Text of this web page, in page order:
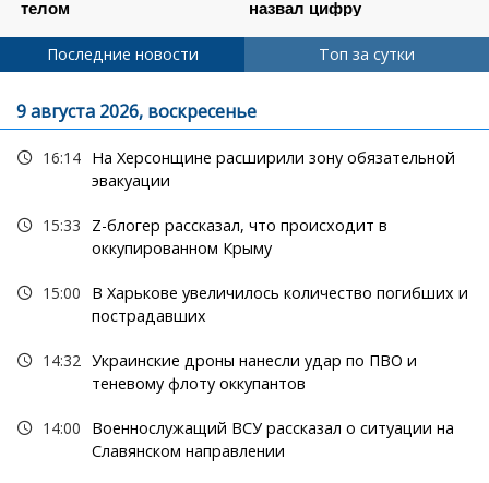
Последние новости Топ за сутки
9 августа 2026, воскресенье
16:14 На Херсонщине расширили зону обязательной
эвакуации
15:33
Z-блогер рассказал, что происходит в
оккупированном Крыму
15:00
В Харькове увеличилось количество погибших и
пострадавших
14:32 Украинские дроны нанесли удар по ПВО и
теневому флоту оккупантов
14:00
Военнослужащий ВСУ рассказал о ситуации на
Славянском направлении